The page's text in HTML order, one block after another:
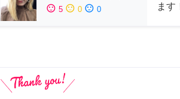
sentiment_satisfied 5 sentiment_neutral 0 sentiment_dissatisfied 0
ます